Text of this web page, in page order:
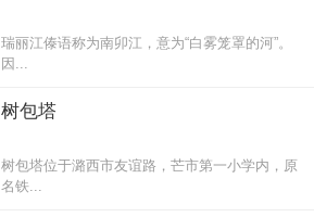
瑞丽江傣语称为南卯江，意为“白雾笼罩的河”。
因...
树包塔
树包塔位于潞西市友谊路，芒市第一小学内，原
名铁...